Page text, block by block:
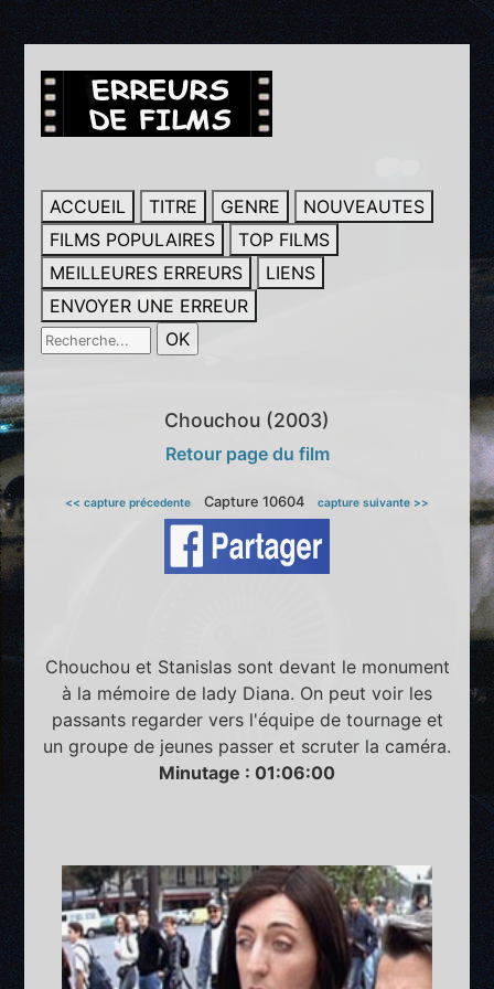
ACCUEIL TITRE GENRE
NOUVEAUTES
FILMS POPULAIRES
TOP FILMS
MEILLEURES ERREURS
LIENS
ENVOYER UNE ERREUR
Chouchou (2003)
Retour page du film
<< capture précedente Capture 10604 capture suivante >>
Chouchou et Stanislas sont devant le monument
à la mémoire de lady Diana. On peut voir les
passants regarder vers l'équipe de tournage et
un groupe de jeunes passer et scruter la caméra.
Minutage : 01:06:00